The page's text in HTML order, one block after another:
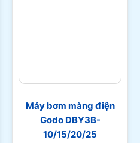
Máy bơm màng điện
Godo DBY3B-
10/15/20/25